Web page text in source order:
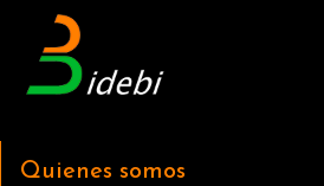
Quienes somos